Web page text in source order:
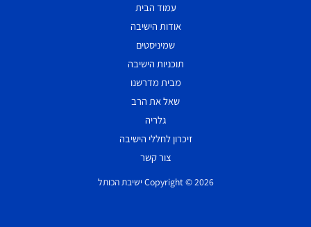
עמוד הבית
אודות הישיבה
שמיניסטים
תוכניות הישיבה
מבית מדרשנו
שאל את הרב
גלריה
זיכרון לחללי הישיבה
צור קשר
Copyright © 2026 ישיבת הכותל